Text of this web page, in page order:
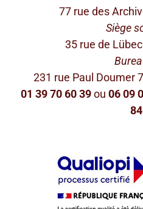
77 rue des
Siège
35 rue de
231 rue Paul Doumer
01 39 70 60 39ou 06 09
84